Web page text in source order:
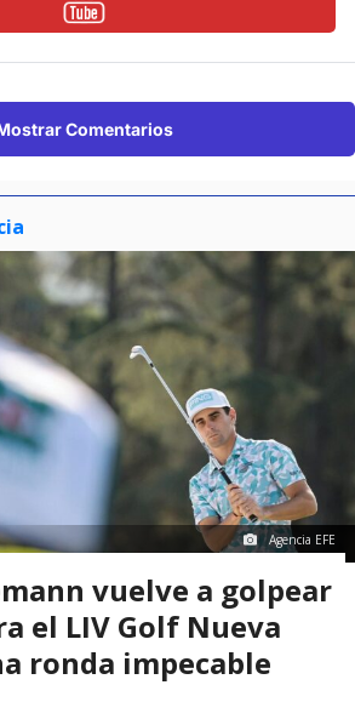
Comentarios
Agencia EFE
vuelve a golpear
el LIV Golf Nueva
ronda impecable